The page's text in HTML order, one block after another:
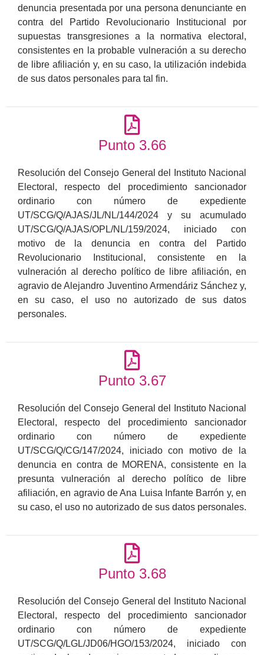
denuncia presentada por una persona denunciante en
contra del Partido Revolucionario Institucional por
supuestas transgresiones a la normativa electoral,
consistentes en la probable vulneración a su derecho
de libre afiliación y, en su caso, la utilización indebida
de sus datos personales para tal fin.
Punto 3.66
Resolución del Consejo General del Instituto Nacional
Electoral, respecto del procedimiento sancionador
ordinario con número de expediente
UT/SCG/Q/AJAS/JL/NL/144/2024 y su acumulado
UT/SCG/Q/AJAS/OPL/NL/159/2024, iniciado con
motivo de la denuncia en contra del Partido
Revolucionario Institucional, consistente en la
vulneración al derecho político de libre afiliación, en
agravio de Alejandro Juventino Armendáriz Sánchez y,
en su caso, el uso no autorizado de sus datos
personales.
Punto 3.67
Resolución del Consejo General del Instituto Nacional
Electoral, respecto del procedimiento sancionador
ordinario con número de expediente
UT/SCG/Q/CG/147/2024, iniciado con motivo de la
denuncia en contra de MORENA, consistente en la
presunta vulneración al derecho político de libre
afiliación, en agravio de Ana Luisa Infante Barrón y, en
su caso, el uso no autorizado de sus datos personales.
Punto 3.68
Resolución del Consejo General del Instituto Nacional
Electoral, respecto del procedimiento sancionador
ordinario con número de expediente
UT/SCG/Q/LGL/JD06/HGO/153/2024, iniciado con